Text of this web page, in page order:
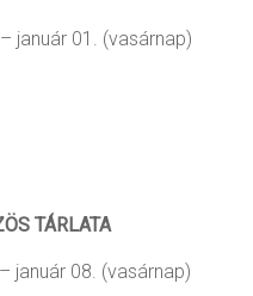
– január 01. (vasárnap)
TÁRLATA
– január 08. (vasárnap)